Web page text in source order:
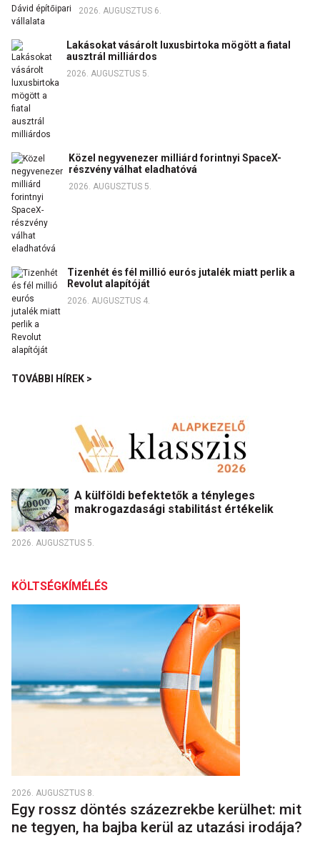
2026. AUGUSZTUS 6.
Lakásokat vásárolt luxusbirtoka mögött a fiatal
ausztrál milliárdos
2026. AUGUSZTUS 5.
Közel negyvenezer milliárd forintnyi SpaceX-
részvény válhat eladhatóvá
2026. AUGUSZTUS 5.
Tizenhét és fél millió eurós jutalék miatt perlik a
Revolut alapítóját
2026. AUGUSZTUS 4.
TOVÁBBI HÍREK >
A külföldi befektetők a tényleges
makrogazdasági stabilitást értékelik
2026. AUGUSZTUS 5.
KÖLTSÉGKÍMÉLÉS
2026. AUGUSZTUS 8.
Egy rossz döntés százezrekbe kerülhet: mit
ne tegyen, ha bajba kerül az utazási irodája?